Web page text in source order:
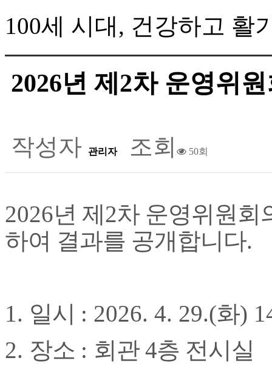
100세 시대, 건강하고 활
2026년 제2차 운영위
작성자 관리자 조회 50회
2026년 제2차 운영위원회
하여 결과를 공개합니다.
1. 일시 : 2026. 4. 29.(화)
2. 장소 : 회관 4층 전시실